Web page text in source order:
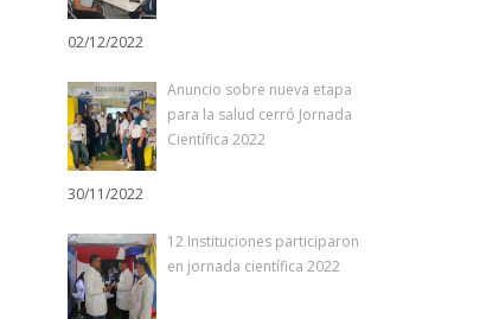
02/12/2022
Anuncio sobre nueva etapa
para la salud cerró Jornada
Científica 2022
30/11/2022
12 Instituciones participaron
en jornada científica 2022